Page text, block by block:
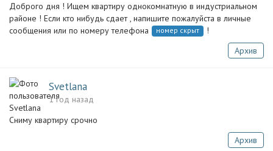
Доброго дня ! Ищем квартиру однокомнатную в индустриальном
районе ! Если кто нибудь сдает , напишите пожалуйста в личные
сообщения или по номеру телефона
номер скрыт
!
Архив
Svetlana
1 год назад
Сниму квартиру срочно
Архив